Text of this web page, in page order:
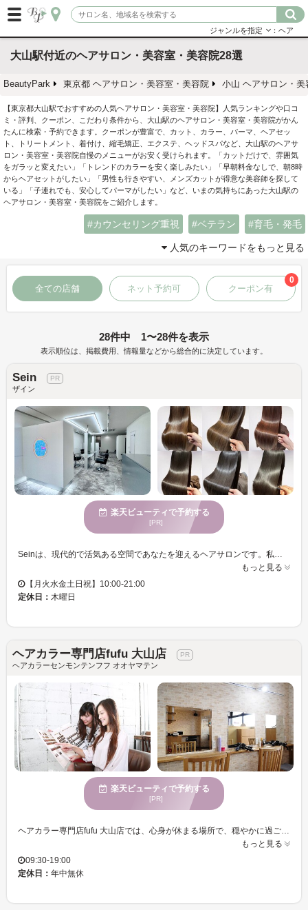
ジャンルを指定 ：ヘア
大山駅付近のヘアサロン・美容室・美容院28選
BeautyPark 東京都 ヘアサロン・美容室・美容院 小山 ヘアサロン・美
【東京都大山駅でおすすめの人気ヘアサロン・美容室・美容院】人気ランキングや口コ
ミ・評判、クーポン、こだわり条件から、大山駅のヘアサロン・美容室・美容院がかん
たんに検索・予約できます。クーポンが豊富で、カット、カラー、パーマ、ヘアセッ
ト、トリートメント、着付け、縮毛矯正、エクステ、ヘッドスパなど、大山駅のヘアサ
ロン・美容室・美容院自慢のメニューがお安く受けられます。「カットだけで、雰囲気
をガラッと変えたい」「トレンドのカラーを安く楽しみたい」「早朝料金なしで、朝8時
からヘアセットがしたい」「男性も行きやすい、メンズカットが得意な美容師を探して
いる」「子連れでも、安心してパーマがしたい」など、いまの気持ちにあった大山駅の
ヘアサロン・美容室・美容院をご紹介します。
カウンセリング重視 ベテラン 育毛・発毛
人気のキーワードをもっと見る
全ての店舗 ネット予約可 クーポン有
0
28件中 1〜28件を表示
表示順位は、掲載費用、情報量などから総合的に決定しています。
Sein
ザイン
楽天ビューティで予約する
[PR]
Seinは、現代的で活気ある空間であなたを迎えるヘアサロンです。私たちの最大の魅力は、一人ひとりのお客様と向き合い、徹底したカウンセリングを行うことです。あなたの要望や髪質をしっかりと理解し、理想のスタイルを実現します。その結果、大都会で輝く自分だけのヘアスタイルを手に入れることができます。また、駐車場も完備しているため、車でのアクセスも便利です。特に若い女性に人気のSeinで、あなたの新しい魅力を一緒に見つけましょう。
もっと見る
【月火水金土日祝】10:00-21:00
定休日： 木曜日
ヘアカラー専門店fufu 大山店
ヘアカラーセンモンテンフフ オオヤマテン
楽天ビューティで予約する
[PR]
ヘアカラー専門店fufu 大山店では、心身が休まる場所で、穏やかに過ごすことができます。特にヘアカラーに熟練したスタイリストがおり、トレンドと個性を融合したカラーをご提案します。年齢を重ね魅力を増す女性たちから高い支持を受けており、あなたにぴったりのカラーリングで新たな自分を発見できるでしょう。お手頃価格なので、気軽に何度も訪れて楽しんでいただけます。心が整う雰囲気の中で、美しさを引き立てる時間をお過ごしください。ヘアカラー専門店fufu 大山店の魅力をぜひ体験してください。
もっと見る
09:30-19:00
定休日： 年中無休